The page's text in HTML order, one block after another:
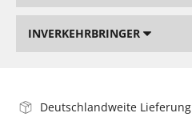
INVERKEHRBRINGER
Deutschlandweite Lieferung